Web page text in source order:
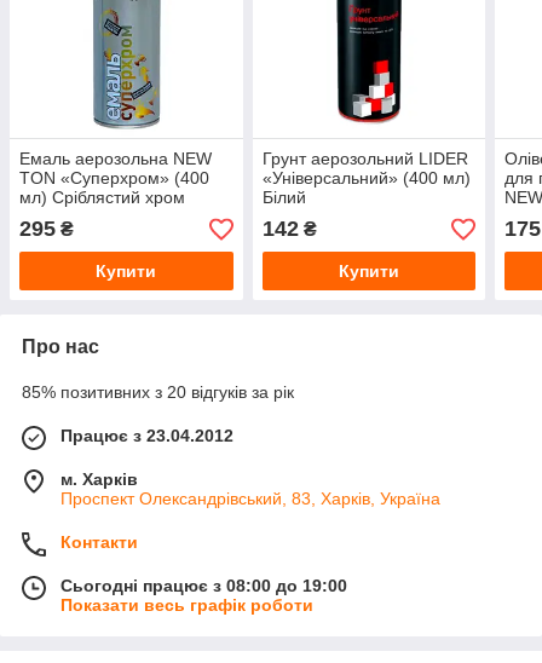
Емаль аерозольна NEW
TON «Суперхром» (400
мл) Сріблястий хром
металік
295 ₴
Купити
Грунт аерозольний LIDER
«Універсальний» (400 мл)
Білий
142₴
Купити
для
175
Про нас
85% позитивних з 20 відгуків за рік
Працює з 23.04.2012
м. Харків
Проспект Олександрівський, 83, Харків, Україна
Контакти
Сьогодні працює з 08:00 до 19:00
Показати весь графік роботи